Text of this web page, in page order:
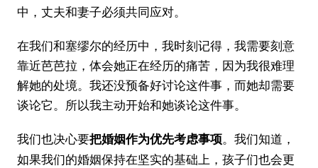
中，丈夫和妻子必须共同应对。
在我们和塞缪尔的经历中，我时刻记得，我需要刻意
靠近芭芭拉，体会她正在经历的痛苦，因为我很难理
解她的处境。我还没预备好讨论这件事，而她却需要
谈论它。所以我主动开始和她谈论这件事。
我们也决心要把婚姻作为优先考虑事项。我们知道，
如果我们的婚姻保持在坚实的基础上，孩子们也会更